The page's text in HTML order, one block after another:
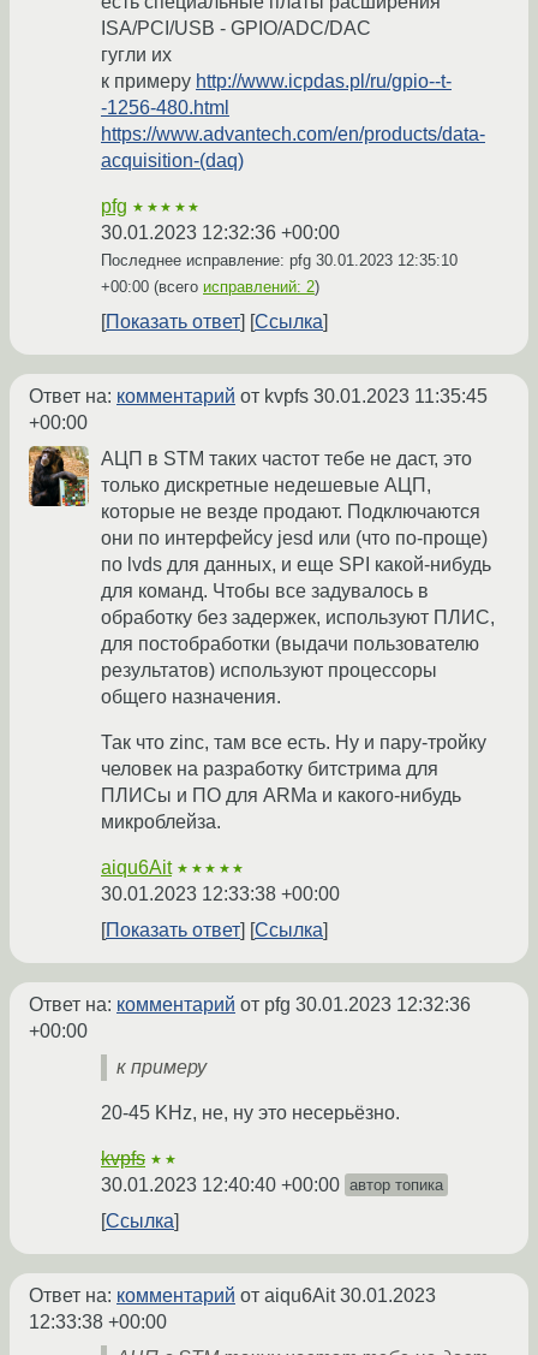
ISA/PCI/USB - GPIO/ADC/DAC
гугли их
к примеру http://www.icpdas.pl/ru/gpio--t-
-1256-480.html
https://www.advantech.com/en/products/data-
acquisition-(daq)
pfg ★★★★★
30.01.2023 12:32:36 +00:00
Последнее исправление: pfg 30.01.2023 12:35:10
+00:00 (всего исправлений: 2)
Показать ответ Ссылка
Ответ на: комментарий от kvpfs 30.01.2023 11:35:45
+00:00
АЦП в STM таких частот тебе не даст, это
только дискретные недешевые АЦП,
которые не везде продают. Подключаются
они по интерфейсу jesd или (что по-проще)
по lvds для данных, и еще SPI какой-нибудь
для команд. Чтобы все задувалось в
обработку без задержек, используют ПЛИС,
для постобработки (выдачи пользователю
результатов) используют процессоры
общего назначения.
Так что zinс, там все есть. Ну и пару-тройку
человек на разработку битстрима для
ПЛИСы и ПО для ARMа и какого-нибудь
микроблейза.
aiqu6Ait ★★★★★
30.01.2023 12:33:38 +00:00
Показать ответ
Ссылка
Ответ на: комментарий от pfg 30.01.2023 12:32:36
+00:00
к примеру
20-45 KHz, не, ну это несерьёзно.
kvpfs ★★
30.01.2023 12:40:40 +00:00 автор топика
Ссылка
Ответ на: комментарий от aiqu6Ait30.01.2023
12:33:38 +00:00